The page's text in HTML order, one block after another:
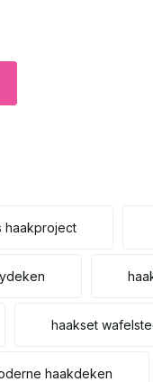
haakproject
haakset
haakdeken